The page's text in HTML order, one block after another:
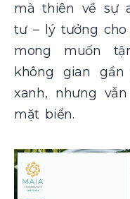
mà thiên về sự
tư – lý tưởng
mong muốn
không gian
xanh, nhưng
mặt biển.